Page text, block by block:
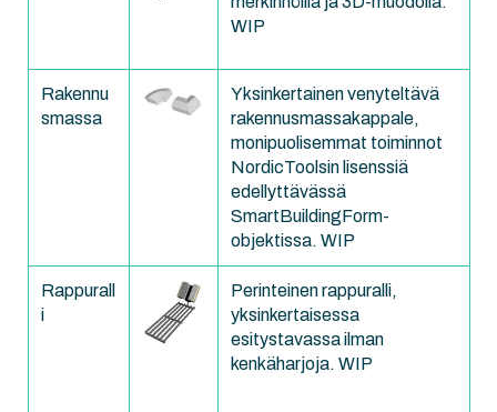
WIP
Rakennu
smassa
Yksinkertainen venyteltävä
rakennusmassakappale,
monipuolisemmat toiminnot
NordicToolsin lisenssiä
edellyttävässä
SmartBuildingForm-
objektissa. WIP
Rappurall
i
Perinteinen rappuralli,
yksinkertaisessa
esitystavassa ilman
kenkäharjoja. WIP